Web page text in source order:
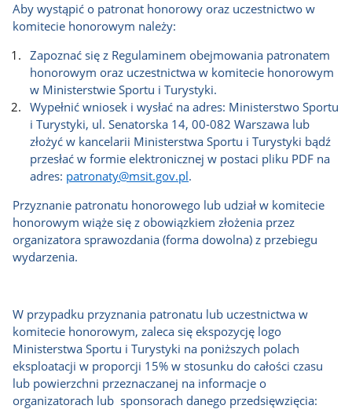
Aby wystąpić o patronat honorowy oraz uczestnictwo w
komitecie honorowym należy:
Zapoznać się z Regulaminem obejmowania patronatem
honorowym oraz uczestnictwa w komitecie honorowym
w Ministerstwie Sportu i Turystyki.
Wypełnić wniosek i wysłać na adres: Ministerstwo Sportu
i Turystyki, ul. Senatorska 14, 00-082 Warszawa lub
złożyć w kancelarii Ministerstwa Sportu i Turystyki bądź
przesłać w formie elektronicznej w postaci pliku PDF na
adres: patronaty@msit.gov.pl.
Przyznanie patronatu honorowego lub udział w komitecie
honorowym wiąże się z obowiązkiem złożenia przez
organizatora sprawozdania (forma dowolna) z przebiegu
wydarzenia.
W przypadku przyznania patronatu lub uczestnictwa w
komitecie honorowym, zaleca się ekspozycję logo
Ministerstwa Sportu i Turystyki na poniższych polach
eksploatacji w proporcji 15% w stosunku do całości czasu
lub powierzchni przeznaczanej na informacje o
organizatorach lub sponsorach danego przedsięwzięcia: